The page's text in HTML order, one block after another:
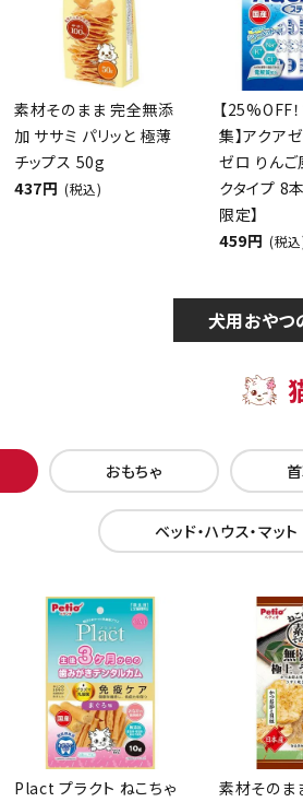
素材そのまま 完全無添
加 ササミ パリッと 極薄
チップス 50g
437円 (税込)
【25%OFF
集】アクア
ゼロ りんご
クタイプ 8
限定】
459円 (税
犬用おやつ
おもちゃ
ベッド・ハウス・マット
Plact プラクト ねこちゃ
素材そのま